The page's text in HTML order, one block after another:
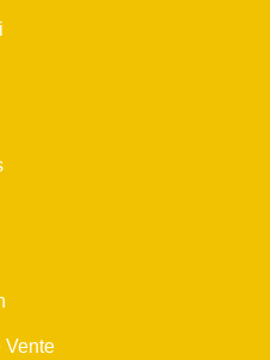
Vente